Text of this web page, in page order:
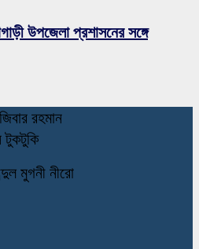
উপজেলা প্রশাসনের সঙ্গে
রহমান
টুকটুকি
মুগনী নীরো